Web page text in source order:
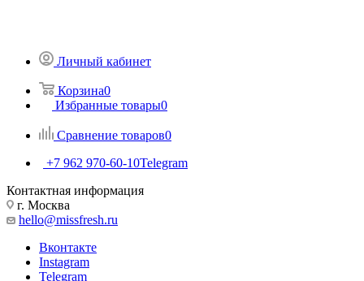
Личный кабинет
Корзина0
Избранные товары0
Сравнение товаров0
+7 962 970-60-10Telegram
Контактная информация
г. Москва
hello@missfresh.ru
Вконтакте
Instagram
Telegram